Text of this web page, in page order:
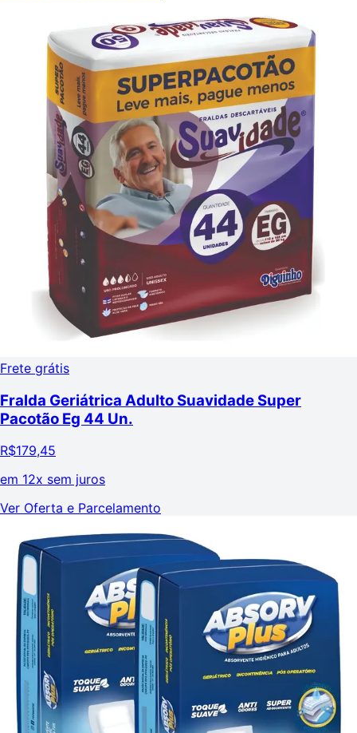
Frete grátis
Fralda Geriátrica Adulto Suavidade Super
Pacotão Eg 44 Un.
R$179,45
em 12x sem juros
Ver Oferta e Parcelamento